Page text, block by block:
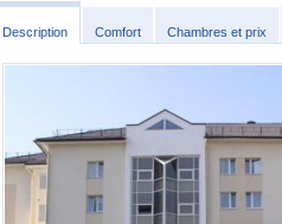
​Description Comfort Cha​mbres et prix